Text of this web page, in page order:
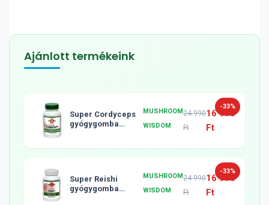
Ajánlott termékeink
-33%
Super Cordyceps
gyógygomba
MUSHROOM
WISDOM
24 990
Ft
16 990
Ft
-33%
Super Reishi
gyógygomba
MUSHROOM
WISDOM
24 990
Ft
16 990
Ft